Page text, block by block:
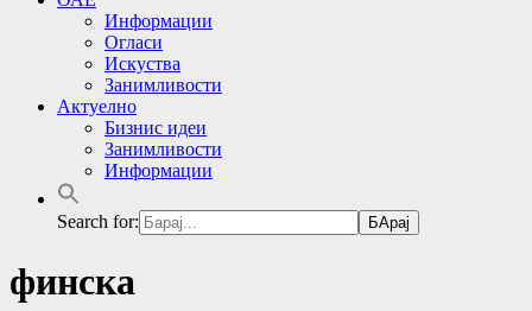
Информации
Огласи
Искуства
Занимливости
Актуелно
Бизнис идеи
Занимливости
Информации
Search for:
финска